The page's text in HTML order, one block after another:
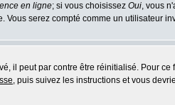
en ligne; si vous choisissez Oui, vous
Vous serez compté comme un utilisateur
il peut par contre être réinitialisé. Pour ce
, puis suivez les instructions et vous